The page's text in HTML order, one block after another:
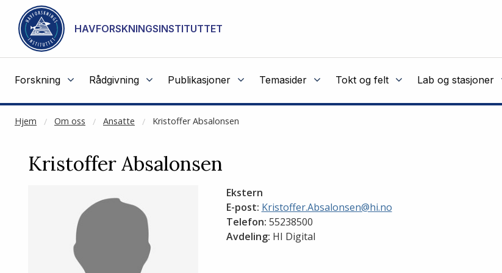
Gå til hovedinnhold
HAVFORSKNINGSINSTITUTTET
Forskning Rådgivning Publikasjoner Temasider Tokt og felt Lab og stasjoner
Hjem Om oss Ansatte Kristoffer Absalonsen
NOT CACHED
Kristoffer Absalonsen
Ekstern
E-post: Kristoffer.Absalonsen@hi.no
Telefon: 55238500
Avdeling: HI Digital